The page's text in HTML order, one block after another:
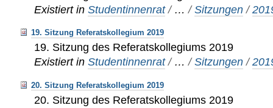
Existiert in Studentinnenrat / …/Sitzungen /
19. Sitzung Referatskollegium 2019
19. Sitzung des Referatskollegiums 2019
Existiert in Studentinnenrat / …/Sitzungen /
20. Sitzung Referatskollegium 2019
20. Sitzung des Referatskollegiums 2019